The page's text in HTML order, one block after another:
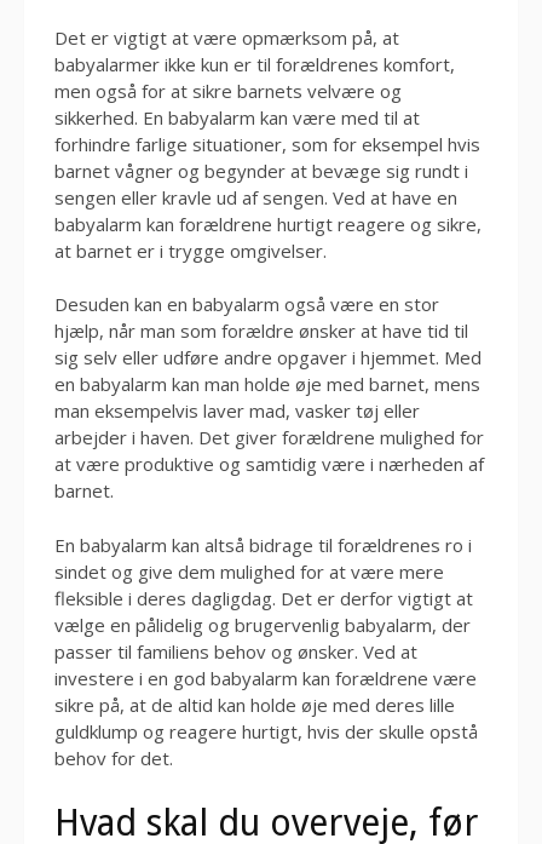
Det er vigtigt at være opmærksom på, at
babyalarmer ikke kun er til forældrenes komfort,
men også for at sikre barnets velvære og
sikkerhed. En babyalarm kan være med til at
forhindre farlige situationer, som for eksempel hvis
barnet vågner og begynder at bevæge sig rundt i
sengen eller kravle ud af sengen. Ved at have en
babyalarm kan forældrene hurtigt reagere og sikre,
at barnet er i trygge omgivelser.
Desuden kan en babyalarm også være en stor
hjælp, når man som forældre ønsker at have tid til
sig selv eller udføre andre opgaver i hjemmet. Med
en babyalarm kan man holde øje med barnet, mens
man eksempelvis laver mad, vasker tøj eller
arbejder i haven. Det giver forældrene mulighed for
at være produktive og samtidig være i nærheden af
barnet.
En babyalarm kan altså bidrage til forældrenes ro i
sindet og give dem mulighed for at være mere
fleksible i deres dagligdag. Det er derfor vigtigt at
vælge en pålidelig og brugervenlig babyalarm, der
passer til familiens behov og ønsker. Ved at
investere i en god babyalarm kan forældrene være
sikre på, at de altid kan holde øje med deres lille
guldklump og reagere hurtigt, hvis der skulle opstå
behov for det.
Hvad skal du overveje, før